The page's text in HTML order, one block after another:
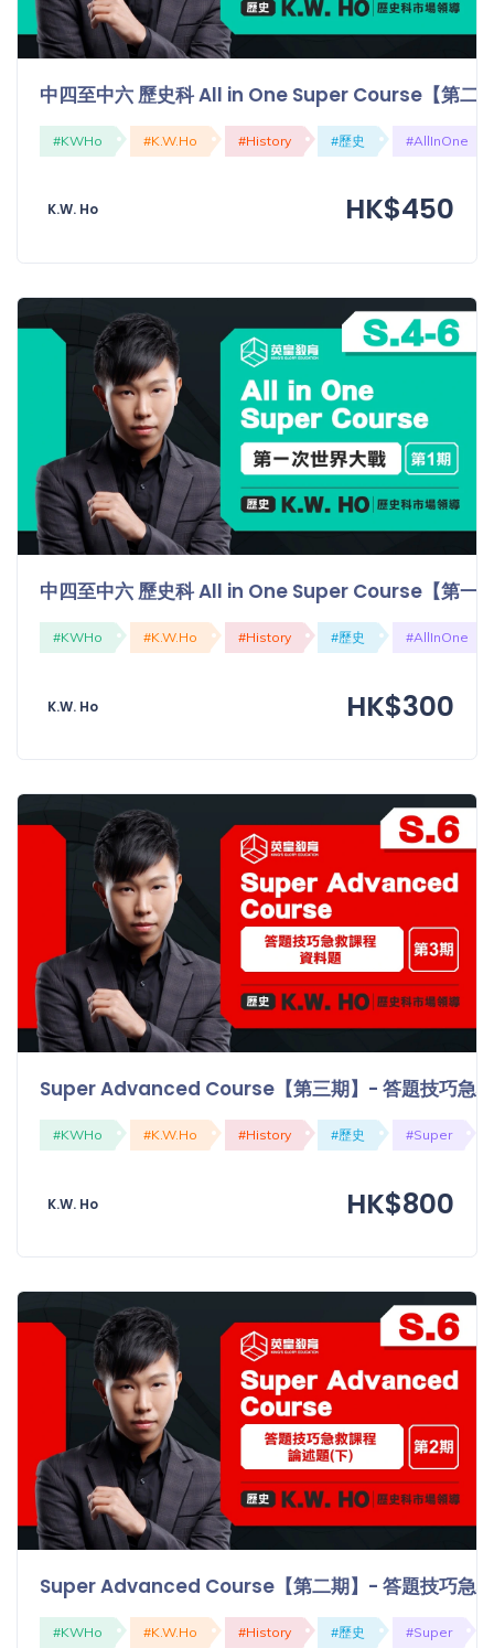
中四至中六 歷史科 All in One Super Course【第二
#KWHo #K.W.Ho #History #歷史 #AllInOne
K.W. Ho HK$450
中四至中六 歷史科 All in One Super Course【第一
#KWHo #K.W.Ho #History #歷史 #AllInOne
K.W. Ho HK$300
Super Advanced Course【第三期】- 答題技巧急
#KWHo #K.W.Ho #History #歷史 #Super
K.W. Ho HK$800
Super Advanced Course【第二期】- 答題技巧急
#KWHo #K.W.Ho #History #歷史 #Super